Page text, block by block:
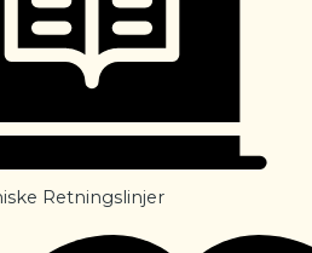
Retningslinjer